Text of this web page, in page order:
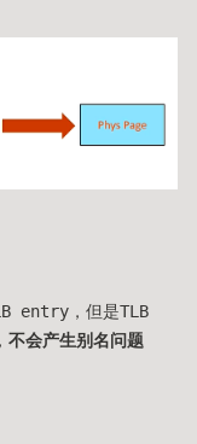
entry，但是TLB
不会产生别名问题